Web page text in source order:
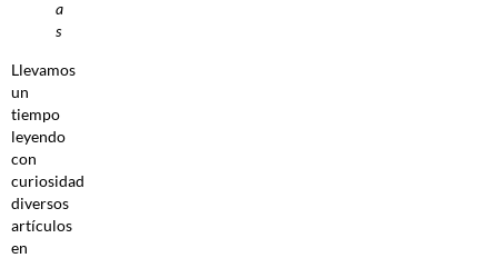
a
s
Llevamos
un
tiempo
leyendo
con
curiosidad
diversos
artículos
en